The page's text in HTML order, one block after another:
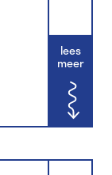
lees
meer